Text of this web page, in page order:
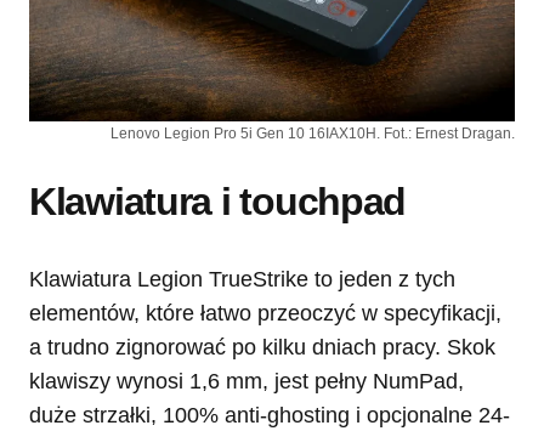
Lenovo Legion Pro 5i Gen 10 16IAX10H. Fot.: Ernest Dragan.
Klawiatura i touchpad
Klawiatura Legion TrueStrike to jeden z tych
elementów, które łatwo przeoczyć w specyfikacji,
a trudno zignorować po kilku dniach pracy. Skok
klawiszy wynosi 1,6 mm, jest pełny NumPad,
duże strzałki, 100% anti-ghosting i opcjonalne 24-